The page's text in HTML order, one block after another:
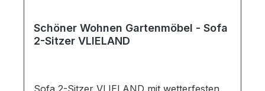
Schöner Wohnen Gartenmöbel - Sofa
2-Sitzer VLIELAND